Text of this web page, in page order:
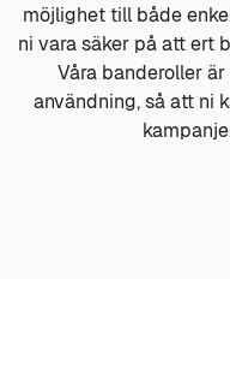
möjlighet till både
ni vara säker på att ert
Våra banderoller
användning, så att ni